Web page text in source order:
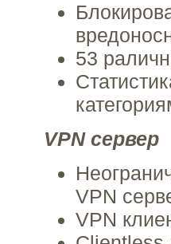
53
VPN сервер
VPN
VPN